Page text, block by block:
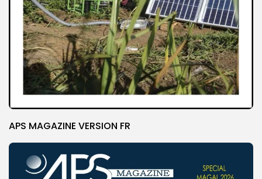
APS MAGAZINE VERSION FR